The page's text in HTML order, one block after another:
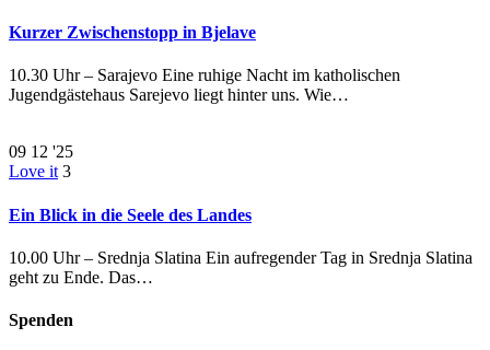
Kurzer Zwischenstopp in Bjelave
10.30 Uhr – Sarajevo Eine ruhige Nacht im katholischen
Jugendgästehaus Sarejevo liegt hinter uns. Wie…
09 12 '25
Love it 3
Ein Blick in die Seele des Landes
10.00 Uhr – Srednja Slatina Ein aufregender Tag in Srednja Slatina
geht zu Ende. Das…
Spenden